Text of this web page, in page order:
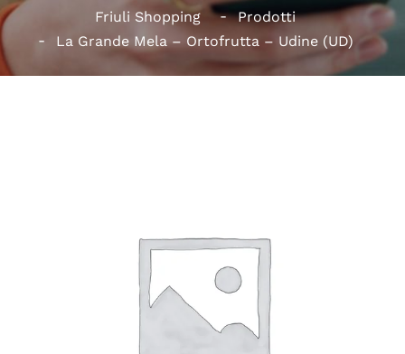
Friuli Shopping
Prodotti
La Grande Mela – Ortofrutta – Udine (UD)